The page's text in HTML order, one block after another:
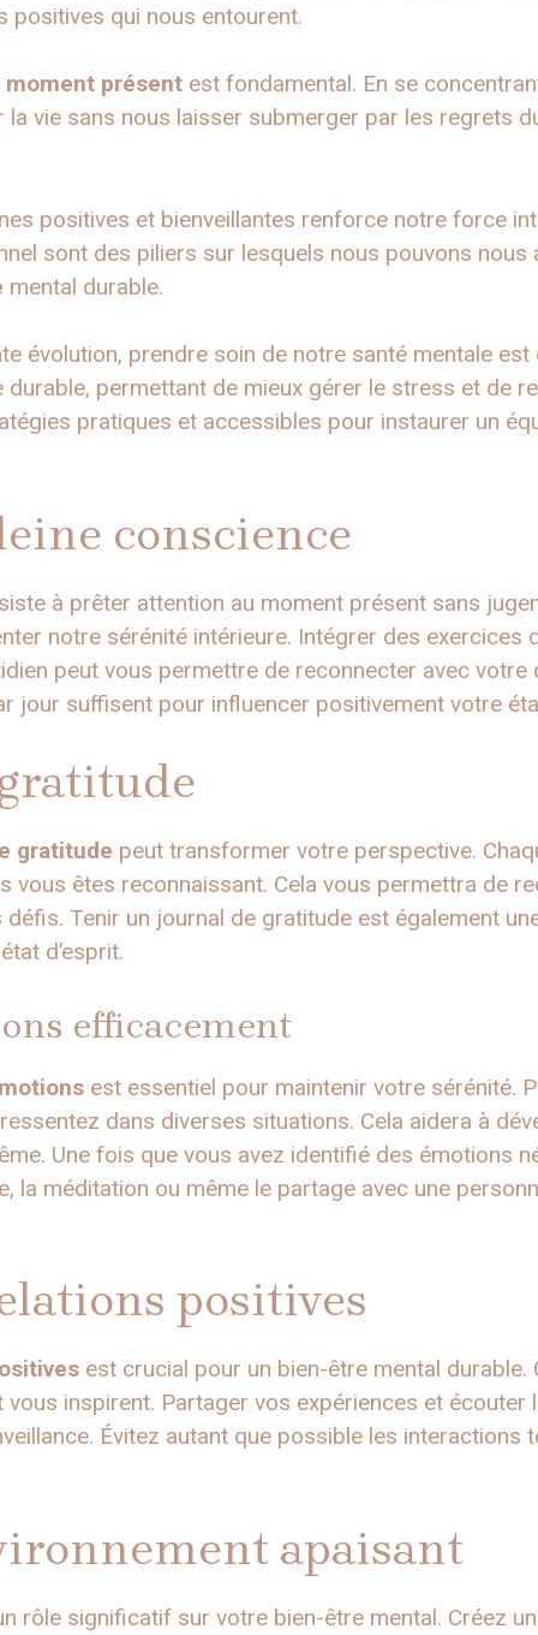
positives qui nous entourent.
moment présent est fondamental. En se
la vie sans nous laisser submerger par les regrets
positives et bienveillantes renforce notre force
sont des piliers sur lesquels nous pouvons
mental durable.
évolution, prendre soin de notre santé mentale
permettant de mieux gérer le stress et de
pratiques et accessibles pour instaurer un
conscience
à prêter attention au moment présent sans
notre sérénité intérieure. Intégrer des exercices
peut vous permettre de reconnecter avec
jour suffisent pour influencer positivement votre
gratitude peut transformer votre perspective.
vous êtes reconnaissant. Cela vous permettra de
Tenir un journal de gratitude est également
d’esprit.
efficacement
est essentiel pour maintenir votre sérénité.
dans diverses situations. Cela aidera à
Une fois que vous avez identifié des émotions
la méditation ou même le partage avec une
positives
est crucial pour un bien-être mental
inspirent. Partager vos expériences et écouter
Évitez autant que possible les interactions
apaisant
rôle significatif sur votre bien-être mental. Créez